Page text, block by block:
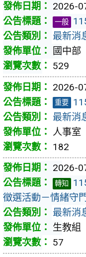
2026-
一般
最新消
國中部
529
2026-
重要
最新消
人事室
182
2026-
轉知
徵選活動－情緒守
最新消
生教組
57